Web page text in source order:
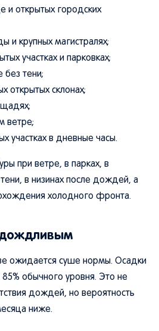
и открытых городских
и крупных магистралях;
участках и парковках;
без тени;
открытых склонах;
ветре;
участках в дневные часы.
при ветре, в парках, в
в низинах после дождей, а
холодного фронта.
ожидается суше нормы. Осадки
обычного уровня. Это не
дождей, но вероятность
ниже.